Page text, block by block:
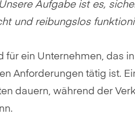
Aufgabe ist es,
und reibungslos
für ein Unternehmen, das
Anforderungen tätig ist.
dauern, während der